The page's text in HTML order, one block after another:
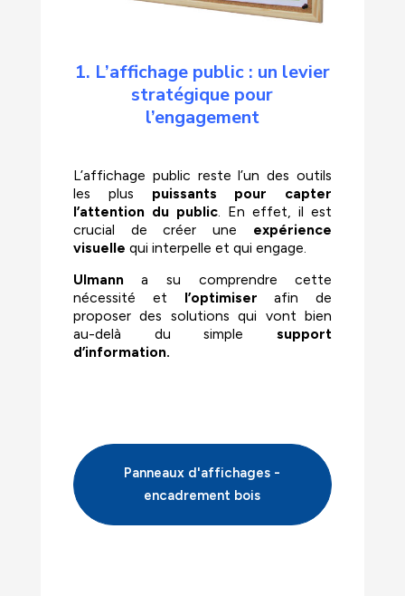
1. L’affichage public : un levier
stratégique pour
l’engagement
L’affichage public reste l’un des outils
les plus puissants pour capter
l’attention du public. En effet, il est
crucial de créer une expérience
visuelle qui interpelle et qui engage.
Ulmanna su comprendre cette
nécessité et l’optimiser afin de
proposer des solutions qui vont bien
au-delà du simplesupport
d’information.
Panneaux d'affichages -
encadrement bois